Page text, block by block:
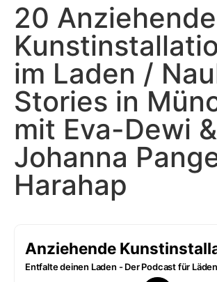
20 Anziehende
im Laden /
Stories in
mit Eva-Dewi &
Johanna
Harahap